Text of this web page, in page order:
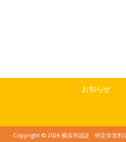
お知らせ
Copyright © 2026 横浜市認証 特定非営利